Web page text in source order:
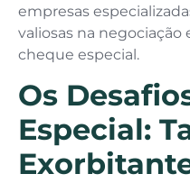
empresas
valiosas na negociação
cheque especial.
Os
Especial: